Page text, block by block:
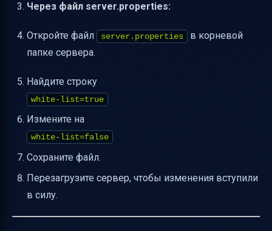
Через файл server.properties:
Откройте файл server.properties
в корневой
папке сервера.
Найдите строку
white-list=true
Измените на
white-list=false
Сохраните файл.
Перезагрузите сервер, чтобы изменения вступили
в силу.